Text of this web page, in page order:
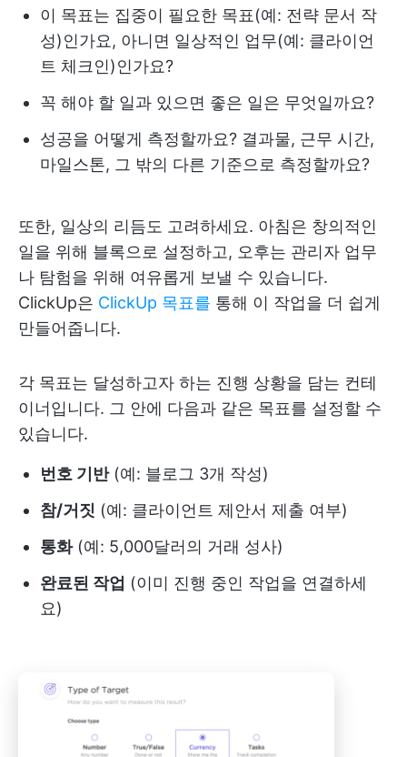
이 목표는 집중이 필요한 목표(예: 전략 문서 작
성)인가요, 아니면 일상적인 업무(예: 클라이언
트 체크인)인가요?
꼭 해야 할 일과 있으면 좋은 일은 무엇일까요?
성공을 어떻게 측정할까요? 결과물, 근무 시간,
마일스톤, 그 밖의 다른 기준으로 측정할까요?
또한, 일상의 리듬도 고려하세요. 아침은 창의적인
일을 위해 블록으로 설정하고, 오후는 관리자 업무
나 탐험을 위해 여유롭게 보낼 수 있습니다.
ClickUp은 ClickUp 목표를 통해 이 작업을 더 쉽게
만들어줍니다.
각 목표는 달성하고자 하는 진행 상황을 담는 컨테
이너입니다. 그 안에 다음과 같은 목표를 설정할 수
있습니다.
번호 기반(예: 블로그 3개 작성)
참/거짓 (예: 클라이언트 제안서 제출 여부)
통화(예: 5,000달러의 거래 성사)
완료된 작업 (이미 진행 중인 작업을 연결하세
요)